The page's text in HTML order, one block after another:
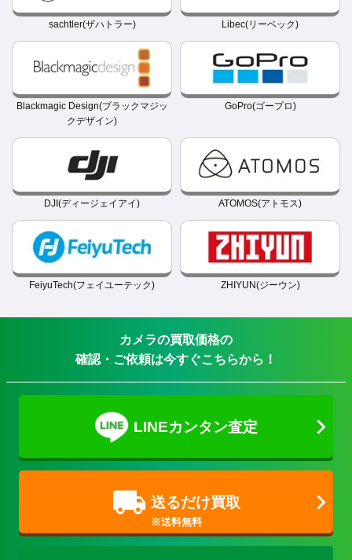
sachtler(ザハトラー) Libec(リーベック)
Blackmagic Design(ブラックマジッ
クデザイン)
GoPro(ゴープロ)
DJI(ディージェイアイ) ATOMOS(アトモス)
FeiyuTech(フェイユーテック) ZHIYUN(ジーウン)
カメラの買取価格の
確認・ご依頼は今すぐこちらから！
LINEカンタン査定
送るだけ買取